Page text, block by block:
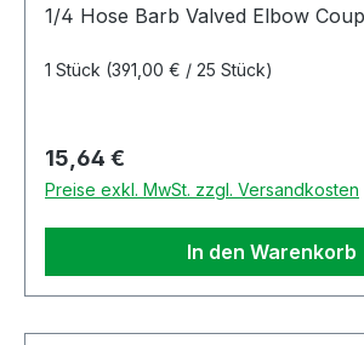
1/4 Hose Barb Valved Elbow
1 Stück (391,00 € / 25 Stück)
Regulärer Preis:
15,64 €
Preise exkl. MwSt. zzgl. Versandkosten
In den Warenkorb